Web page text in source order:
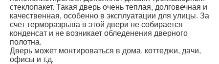
стеклопакет. Такая дверь очень теплая, долговечная и
качественная, особенно в эксплуатации для улицы. За
счет терморазрыва в этой двери не собирается
конденсат и не возникает обледенения дверного
полотна.
Дверь может монтироваться в дома, коттеджи, дачи,
офисы и т.д.